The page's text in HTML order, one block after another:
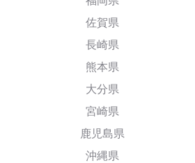
佐賀県
長崎県
熊本県
大分県
宮崎県
鹿児島県
沖縄県